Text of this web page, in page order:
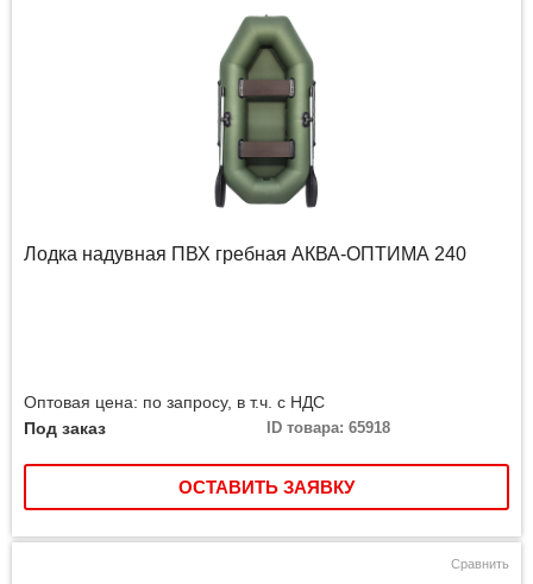
Лодка надувная ПВХ гребная АКВА-ОПТИМА 240
Оптовая цена: по запросу, в т.ч. с НДС
Под заказ
ID товара: 65918
ОСТАВИТЬ ЗАЯВКУ
Сравнить